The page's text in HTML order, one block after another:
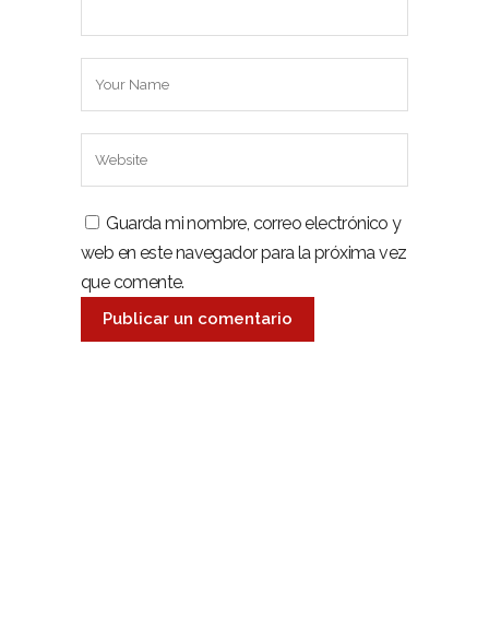
Guarda mi nombre, correo electrónico y
web en este navegador para la próxima vez
que comente.